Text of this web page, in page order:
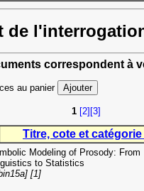
de
correspondent à
au panier
1 [2] [3]
Titre, cote et
Modeling of Prosody: From
to Statistics
[1]